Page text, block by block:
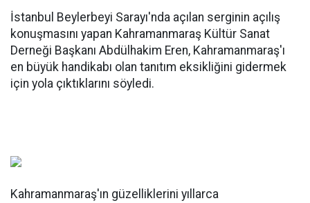
İstanbul Beylerbeyi Sarayı'nda açılan serginin açılış
konuşmasını yapan Kahramanmaraş Kültür Sanat
Derneği Başkanı Abdülhakim Eren, Kahramanmaraş'ı
en büyük handikabı olan tanıtım eksikliğini gidermek
için yola çıktıklarını söyledi.
Kahramanmaraş'ın güzelliklerini yıllarca